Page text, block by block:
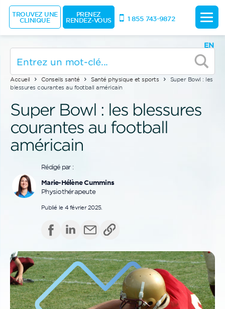
EN
Accueil Conseils santé Santé physique et sports
Super Bowl : les
blessures courantes au football américain
Super Bowl : les blessures
courantes au football
américain
Rédigé par :
Marie-Hélène Cummins
Physiothérapeute
Publié le 4 février 2025.
TROUVEZ UNE
CLINIQUE
PRENEZ
RENDEZ-VOUS 1 855 743-9872